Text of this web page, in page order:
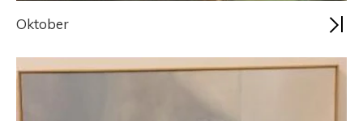
Oktober